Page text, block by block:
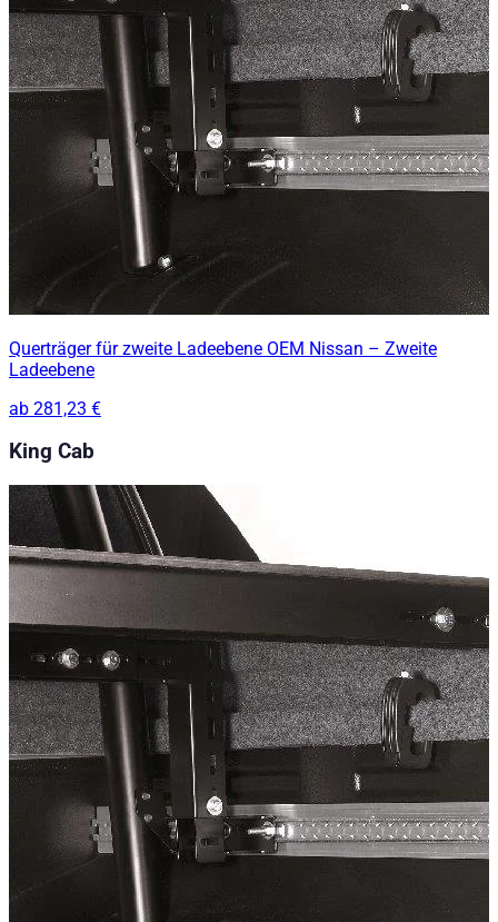
Querträger für zweite Ladeebene OEM Nissan – Zweite
Ladeebene
ab 281,23 €
King Cab